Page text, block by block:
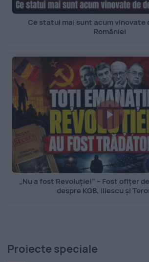
Ce statui mai sunt acum vinovate
României
„Nu a fost Revoluție!” – Fost ofițer
despre KGB, Iliescu și
Proiecte speciale